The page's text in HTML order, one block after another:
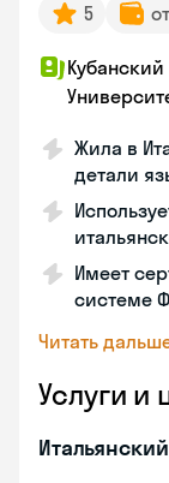
5
Жила в
детали
Имеет
системе
Читать
Услуги и